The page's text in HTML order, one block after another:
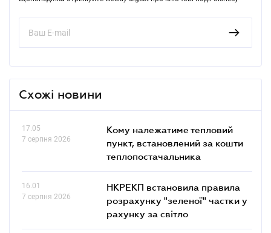
Схожі новини
17.05
7 серпня 2026
Кому належатиме тепловий
пункт, встановлений за кошти
теплопостачальника
16.01
7 серпня 2026
НКРЕКП встановила правила
розрахунку "зеленої" частки у
рахунку за світло